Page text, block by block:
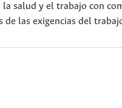
salud y el trabajo con
de las exigencias del